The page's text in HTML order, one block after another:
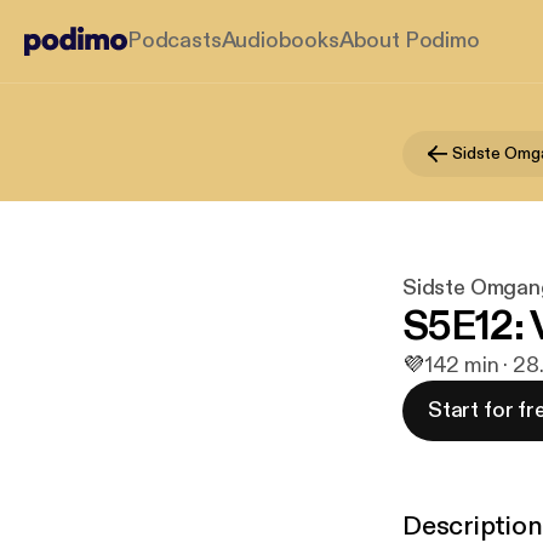
PodcastsAudiobooksAbout Podimo
Sidste
Sidste
💜142 min ·
Start for
Description